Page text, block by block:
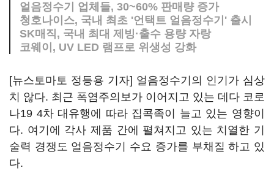
얼음정수기 업체들, 30~60% 판매량 증가
청호나이스, 국내 최초 '언택트 얼음정수기' 출시
SK매직, 국내 최대 제빙·출수 용량 자랑
코웨이, UV LED 램프로 위생성 강화
[뉴스토마토 정등용 기자] 얼음정수기의 인기가 심상
치 않다. 최근 폭염주의보가 이어지고 있는 데다 코로
나19 4차 대유행에 따라 집콕족이 늘고 있는 영향이
다. 여기에 각사 제품 간에 펼쳐지고 있는 치열한 기
술력 경쟁도 얼음정수기 수요 증가를 부채질 하고 있
다.